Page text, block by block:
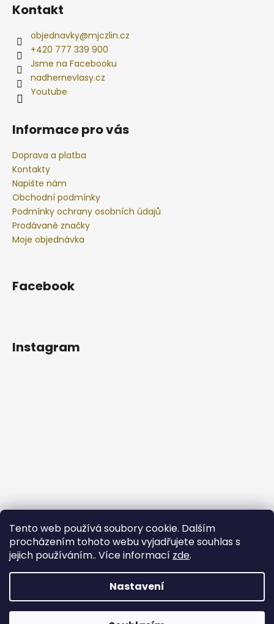
Tento web používá soubory cookie. Dalším
procházením tohoto webu vyjadřujete souhlas s
jejich používáním.. Více informací zde.
Nastavení
Kontakt
objednavky@mjczlin.cz
+420 777 339 900
Jsme na Facebooku
nadhernevlasy.cz
Youtube
Informace pro vás
Doprava a platba
Kontakty
Napište nám
Obchodní podmínky
Podmínky ochrany osobních údajů
Prodávané značky
Moje objednávka
Facebook
Instagram
Copyright 2026nadhernevlasy.cz. Všechna práva